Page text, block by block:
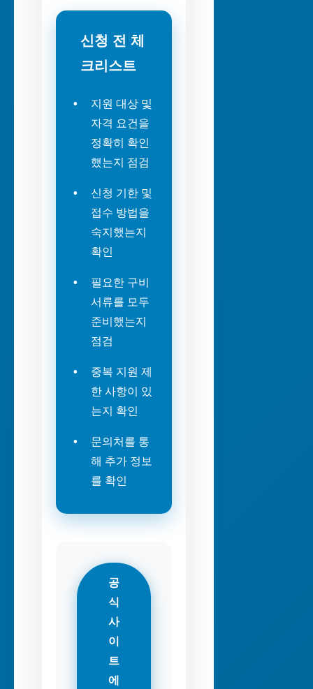
신청 전 체
크리스트
지원 대상 및
자격 요건을
정확히 확인
했는지 점검
신청 기한 및
접수 방법을
숙지했는지
확인
필요한 구비
서류를 모두
준비했는지
점검
중복 지원 제
한 사항이 있
는지 확인
문의처를 통
해 추가 정보
를 확인
공
식
사
이
트
에